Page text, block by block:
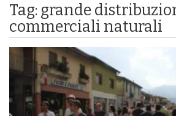
Tag: grande
commerciali naturali